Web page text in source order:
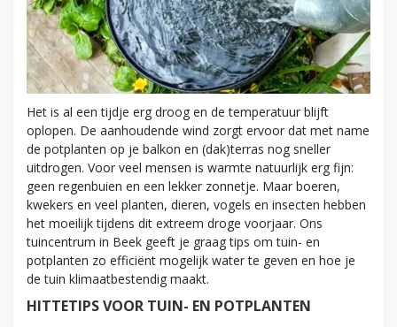
Het is al een tijdje erg droog en de temperatuur blijft
oplopen. De aanhoudende wind zorgt ervoor dat met name
de potplanten op je balkon en (dak)terras nog sneller
uitdrogen. Voor veel mensen is warmte natuurlijk erg fijn:
geen regenbuien en een lekker zonnetje. Maar boeren,
kwekers en veel planten, dieren, vogels en insecten hebben
het moeilijk tijdens dit extreem droge voorjaar. Ons
tuincentrum in Beek geeft je graag tips om tuin- en
potplanten zo efficiënt mogelijk water te geven en hoe je
de tuin klimaatbestendig maakt.
HITTETIPS VOOR TUIN- EN POTPLANTEN